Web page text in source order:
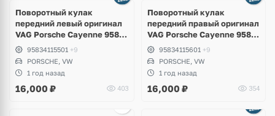
Поворотный кулак
передний левый оригинал
VAG Porsche Cayenne 958,
Volkswagen Touareg NF
Hybrid
95834115501 +9
PORSCHE, VW
1 год назад
16,000 ₽ 403
Поворотный кулак
передний правый оригинал
VAG Porsche Cayenne 958,
Volkswagen Touareg NF
Hybrid
95834115601 +9
PORSCHE, VW
1 год назад
16,000 ₽ 354